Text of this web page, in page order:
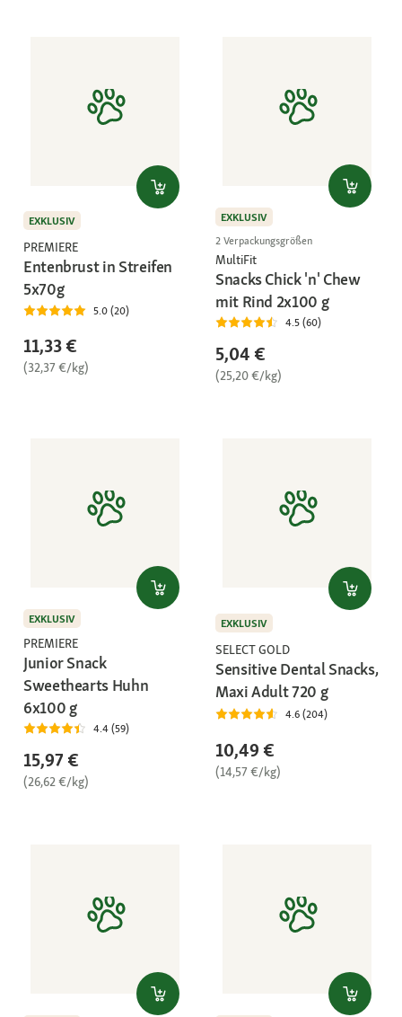
EXKLUSIV
PREMIERE
Entenbrust in Streifen
5x70g
5.0 (20)
11,33 €
(32,37 €/kg)
EXKLUSIV
2 Verpackungsgrößen
MultiFit
Snacks Chick 'n' Chew
mit Rind 2x100 g
4.5 (60)
5,04 €
(25,20 €/kg)
EXKLUSIV
PREMIERE
Junior Snack
Sweethearts Huhn
6x100 g
4.4 (59)
15,97 €
(26,62 €/kg)
EXKLUSIV
SELECT GOLD
Sensitive Dental Snacks,
Maxi Adult 720 g
4.6 (204)
10,49 €
(14,57 €/kg)